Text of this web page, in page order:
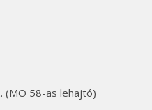
(MO 58-as lehajtó)